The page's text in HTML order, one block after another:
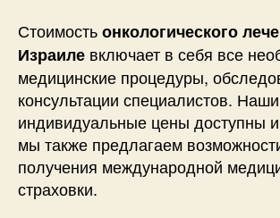
Стоимостьонкологического
Израиле включает в себя все
медицинские процедуры,
консультации специалистов. Наши
индивидуальные цены доступны
мы также предлагаем
получения международной
страховки.